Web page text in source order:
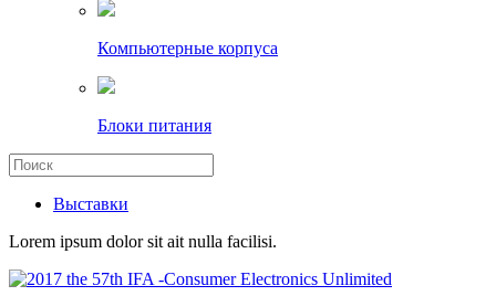
Компьютерные корпуса
Блоки питания
Выставки
Lorem ipsum dolor sit ait nulla facilisi.